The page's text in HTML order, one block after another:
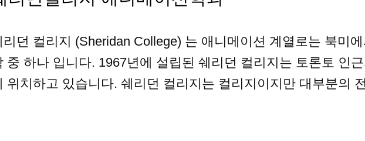
리던 컬리지 (Sheridan College) 는 애니메이션 계열로는 북미
중 하나 입니다. 1967년에 설립된 쉐리던 컬리지는 토론토 인
위치하고 있습니다. 쉐리던 컬리지는 컬리지이지만 대부분의